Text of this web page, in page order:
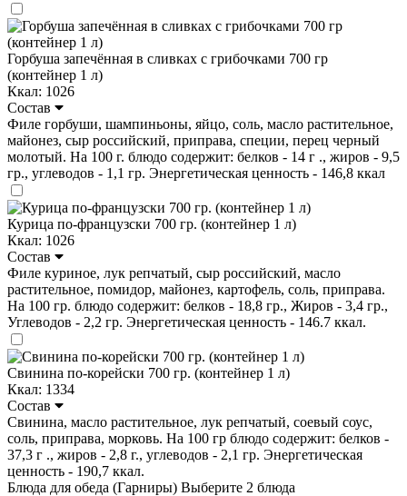
Горбуша запечённая в сливках с грибочками 700 гр
(контейнер 1 л)
Ккал: 1026
Состав
Филе горбуши, шампиньоны, яйцо, соль, масло растительное,
майонез, сыр российский, приправа, специи, перец черный
молотый. На 100 г. блюдо содержит: белков - 14 г ., жиров - 9,5
гр., углеводов - 1,1 гр. Энергетическая ценность - 146,8 ккал
Курица по-французски 700 гр. (контейнер 1 л)
Ккал: 1026
Состав
Филе куриное, лук репчатый, сыр российский, масло
растительное, помидор, майонез, картофель, соль, приправа.
На 100 гр. блюдо содержит: белков - 18,8 гр., Жиров - 3,4 гр.,
Углеводов - 2,2 гр. Энергетическая ценность - 146.7 ккал.
Свинина по-корейски 700 гр. (контейнер 1 л)
Ккал: 1334
Состав
Свинина, масло растительное, лук репчатый, соевый соус,
соль, приправа, морковь. На 100 гр блюдо содержит: белков -
37,3 г ., жиров - 2,8 г., углеводов - 2,1 гр. Энергетическая
ценность - 190,7 ккал.
Блюда для обеда (Гарниры) Выберите 2 блюда